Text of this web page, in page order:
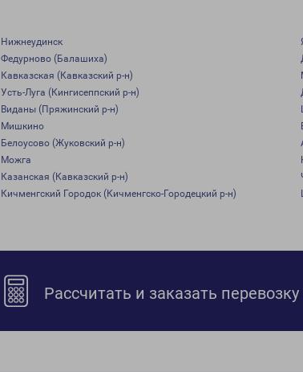
Нижнеудинск
Федурново (Балашиха)
Кавказская (Кавказский р-н)
Усть-Луга (Кингисеппский р-н)
Виданы (Пряжинский р-н)
Мишкино
Белоусово (Жуковский р-н)
Можга
Казанская (Кавказский р-н)
Кичменгский Городок (Кичменгско-Городецкий р-н)
Рассчитать и заказать перевозку